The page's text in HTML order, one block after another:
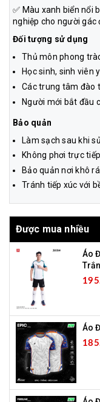
✅ Màu xanh biển nổi
nghiệp cho người gác
Đối tượng sử dụng
Thủ môn phong
Học sinh, sinh viên
Các trung tâm đào
Người mới bắt đầu
Bảo quản
Làm sạch sau khi
Không phơi trực
Bảo quản nơi khô
Tránh tiếp xúc với
Được mua nhiều
Áo
Áo